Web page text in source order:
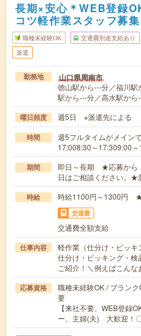
長期×安心＊WEB登録
コツ軽作業スタッフ募集
職種未経験OK 交通費別途支給あり
派遣
勤務地 山口県周南市
徳山駅から---分／福川
駅から---分／高水駅から
曜日頻度 週5日 ※派遣先による
時間
週5フルタイムがメイン
17:008:30～17:309:00
期間
即日～長期 ★応募から
日はご相談ください。★
時給 時給1100円～1300円
交通費
交通費全額支給
仕事内容
軽作業（仕分け・ピッキ
仕分け・ピッキング・
ご紹介！＼例えばこん
応募資格
職種未経験OK / ブラン
要
【来社不要、WEB登録
ー、主婦(夫) 大歓迎！